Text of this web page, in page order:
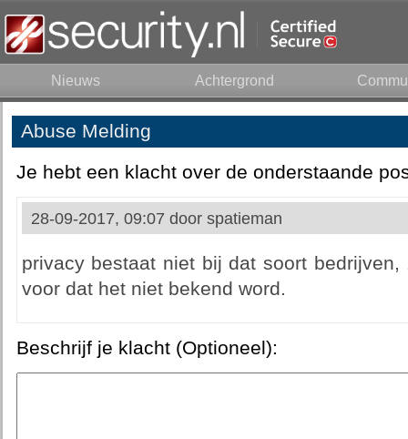
Nieuws Achtergrond
Abuse Melding
Je hebt een klacht over de onderstaande
28-09-2017, 09:07 door spatieman
privacy bestaat niet bij dat soort
voor dat het niet bekend word.
Beschrijf je klacht (Optioneel):